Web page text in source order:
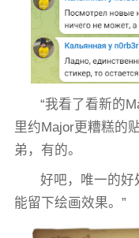
“我看了看新的
里约Major更糟糕的
弟，有的。
好吧，唯一的好
能留下绘画效果。”